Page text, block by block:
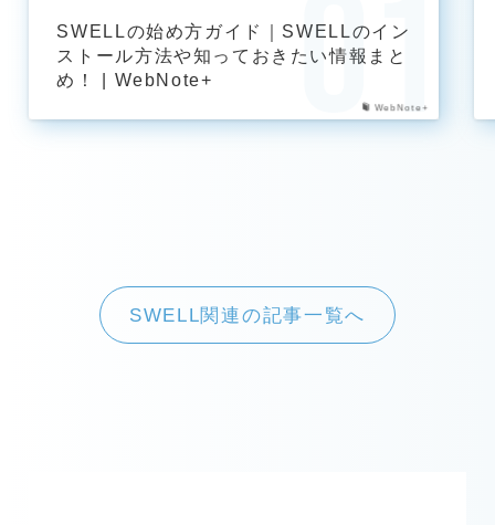
WebNote+
SWELLの始め方ガイド｜SWELLのイン
ストール方法や知っておきたい情報まと
め！ | WebNote+
SWELL関連の記事一覧へ